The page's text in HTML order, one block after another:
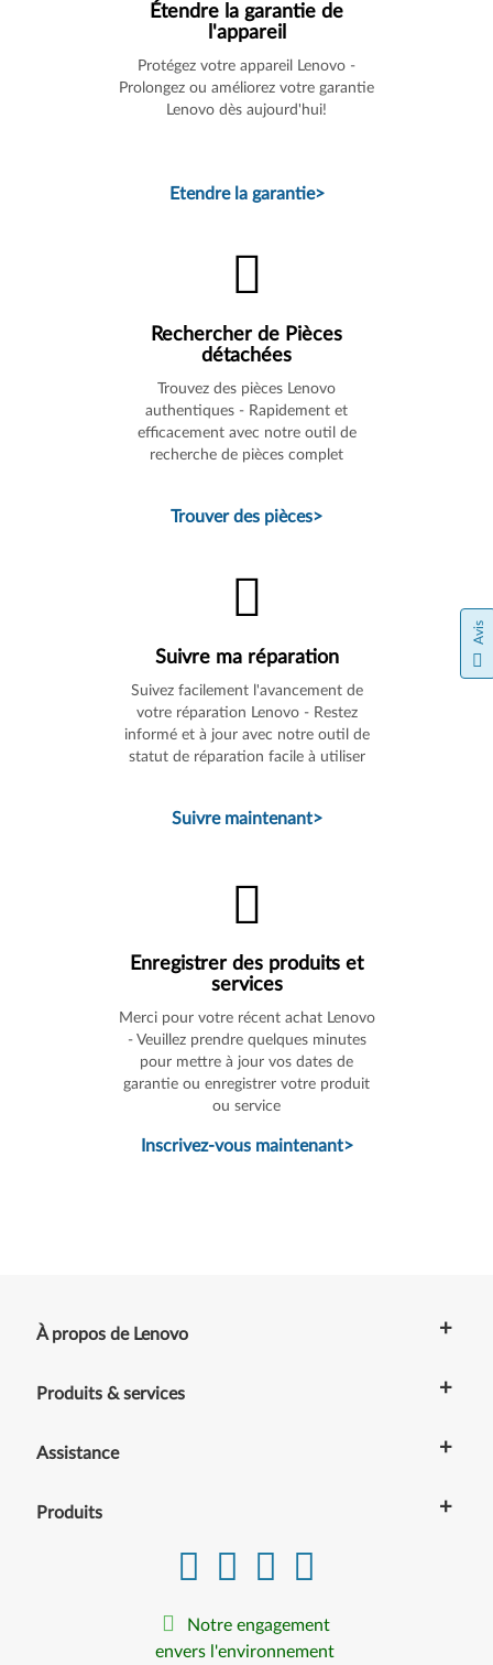
Étendre la garantie de
l'appareil
Protégez votre appareil Lenovo -
Prolongez ou améliorez votre garantie
Lenovo dès aujourd'hui!
Etendre la garantie>
Rechercher de Pièces
détachées
Trouvez des pièces Lenovo
authentiques - Rapidement et
efficacement avec notre outil de
recherche de pièces complet
Trouver des pièces>
Suivre ma réparation
Suivez facilement l'avancement de
votre réparation Lenovo - Restez
informé et à jour avec notre outil de
statut de réparation facile à utiliser
Suivre maintenant>
Enregistrer des produits et
services
Merci pour votre récent achat Lenovo
- Veuillez prendre quelques minutes
pour mettre à jour vos dates de
garantie ou enregistrer votre produit
ou service
Inscrivez-vous maintenant>
À propos de Lenovo +
Produits & services +
Assistance +
Produits +
Notre engagement
envers l'environnement
Avis